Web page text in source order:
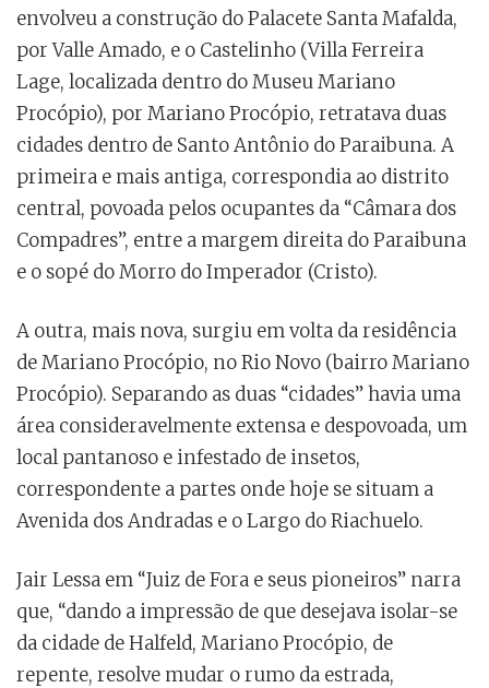
envolveu a construção do Palacete Santa Mafalda,
por Valle Amado, e o Castelinho (Villa Ferreira
Lage, localizada dentro do Museu Mariano
Procópio), por Mariano Procópio, retratava duas
cidades dentro de Santo Antônio do Paraibuna. A
primeira e mais antiga, correspondia ao distrito
central, povoada pelos ocupantes da “Câmara dos
Compadres”, entre a margem direita do Paraibuna
e o sopé do Morro do Imperador (Cristo).
A outra, mais nova, surgiu em volta da residência
de Mariano Procópio, no Rio Novo (bairro Mariano
Procópio). Separando as duas “cidades” havia uma
área consideravelmente extensa e despovoada, um
local pantanoso e infestado de insetos,
correspondente a partes onde hoje se situam a
Avenida dos Andradas e o Largo do Riachuelo.
Jair Lessa em “Juiz de Fora e seus pioneiros” narra
que, “dando a impressão de que desejava isolar-se
da cidade de Halfeld, Mariano Procópio, de
repente, resolve mudar o rumo da estrada,